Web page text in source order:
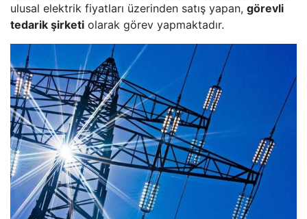
ulusal elektrik fiyatları üzerinden satış yapan, görevli
tedarik şirketi olarak görev yapmaktadır.